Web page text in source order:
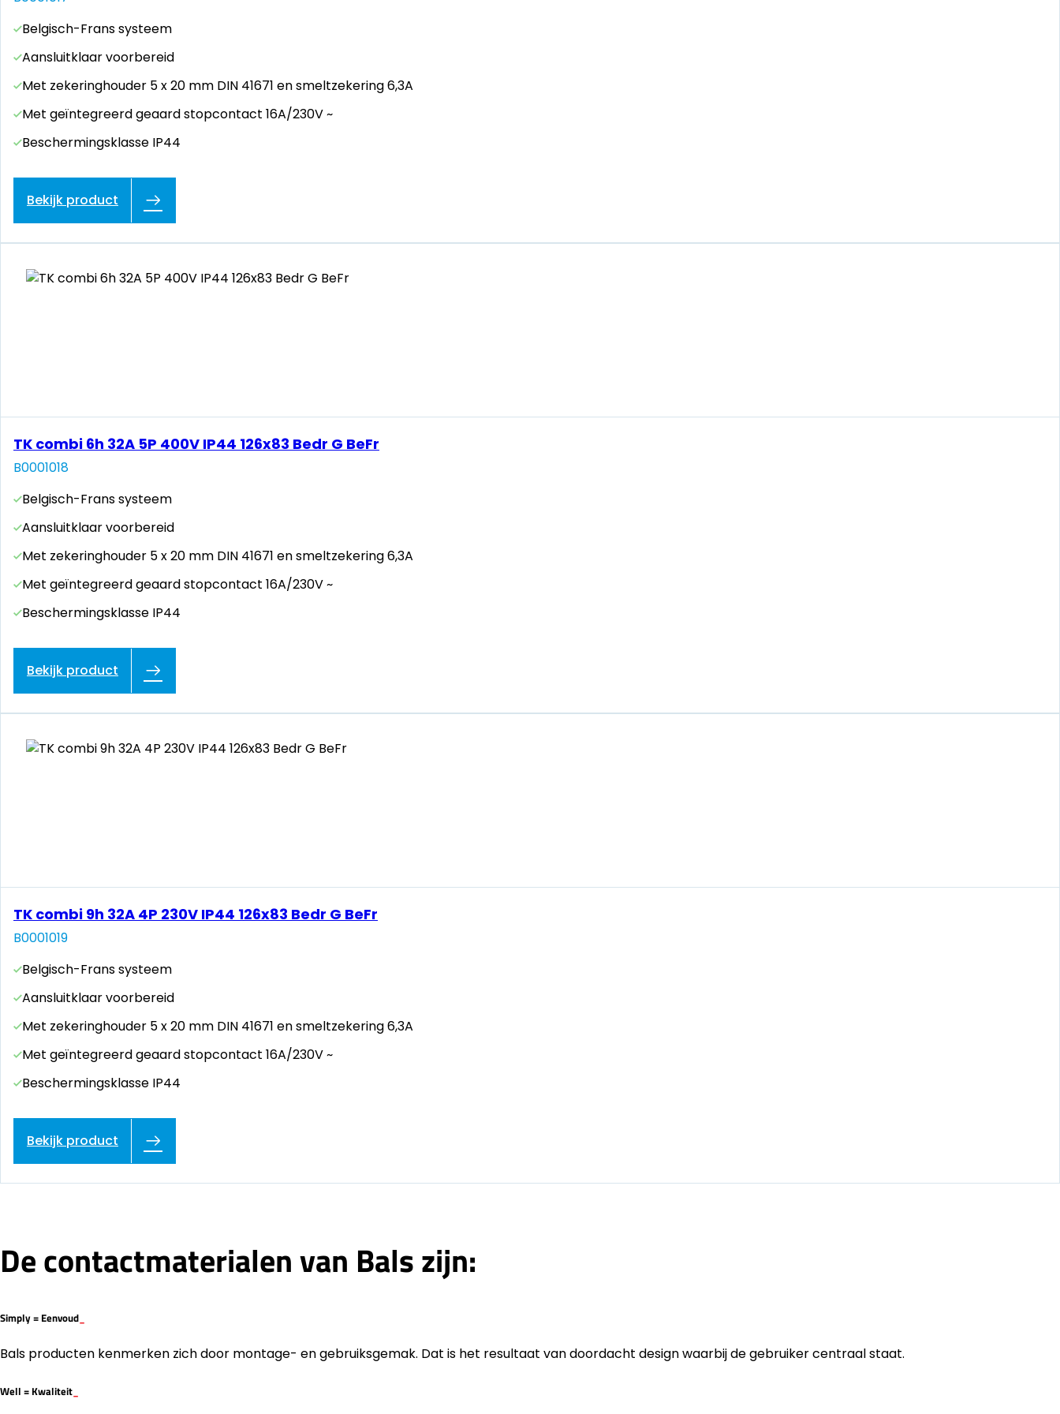
Belgisch-Frans systeem
Aansluitklaar voorbereid
Met zekeringhouder 5 x 20 mm DIN 41671 en smeltzekering 6,3A
Met geïntegreerd geaard stopcontact 16A/230V ~
Beschermingsklasse IP44
Bekijk product
TK combi 6h 32A 5P 400V IP44 126x83 Bedr G BeFr
B0001018
Belgisch-Frans systeem
Aansluitklaar voorbereid
Met zekeringhouder 5 x 20 mm DIN 41671 en smeltzekering 6,3A
Met geïntegreerd geaard stopcontact 16A/230V ~
Beschermingsklasse IP44
Bekijk product
TK combi 9h 32A 4P 230V IP44 126x83 Bedr G BeFr
B0001019
Belgisch-Frans systeem
Aansluitklaar voorbereid
Met zekeringhouder 5 x 20 mm DIN 41671 en smeltzekering 6,3A
Met geïntegreerd geaard stopcontact 16A/230V ~
Beschermingsklasse IP44
Bekijk product
De contactmaterialen van Bals zijn:
Simply = Eenvoud
Bals producten kenmerken zich door montage- en gebruiksgemak. Dat is het resultaat van doordacht design waarbij de gebruiker centraal staat.
Well = Kwaliteit